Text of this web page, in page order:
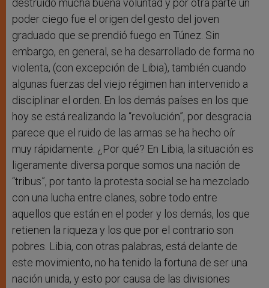
destruido mucha buena voluntad y por otra parte un
poder ciego fue el origen del gesto del joven
graduado que se prendió fuego en Túnez. Sin
embargo, en general, se ha desarrollado de forma no
violenta, (con excepción de Libia), también cuando
algunas fuerzas del viejo régimen han intervenido a
disciplinar el orden. En los demás países en los que
hoy se está realizando la “revolución”, por desgracia
parece que el ruido de las armas se ha hecho oír
muy rápidamente. ¿Por qué? En Libia, la situación es
ligeramente diversa porque somos una nación de
“tribus”, por tanto la protesta social se ha mezclado
con una lucha entre clanes, sobre todo entre
aquellos que están en el poder y los demás, los que
retienen la riqueza y los que por el contrario son
pobres. Libia, con otras palabras, está delante de
este movimiento, no ha tenido la fortuna de ser una
nación unida, y esto por causa de las divisiones